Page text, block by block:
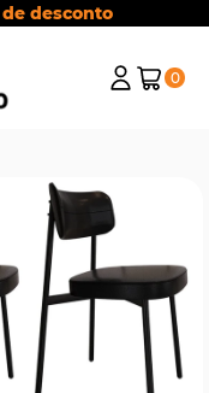
de desconto
0